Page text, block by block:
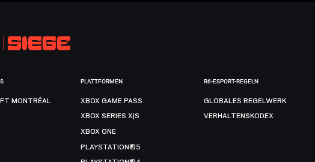
MONTRÉAL
PLATTFORMEN
XBOX GAME PASS
XBOX SERIES X|S
XBOX ONE
PLAYSTATION®5
R6-ESPORT-REGELN
GLOBALES REGELWERK
VERHALTENSKODEX